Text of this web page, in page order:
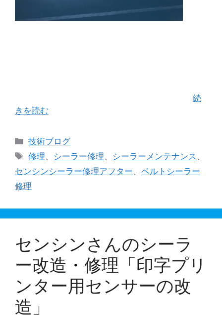
続
きを読む
カ
テ
リ
ー
技術ブログ
タ
グ
修理、 シーラー修理、 シーラーメンテナンス 、
センシンシーラー修理アフター、 ベルトシーラー
修理
センシンさんのシーラ
ー改造・修理「印字プリ
ンター用センサーの改
造」